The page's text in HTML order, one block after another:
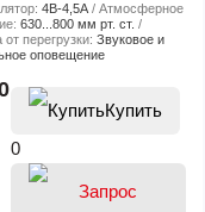
4В-4,5А
Атмосферное
630...800 мм рт. ст.
перегрузки: Звуковое и
оповещение
Купить
0